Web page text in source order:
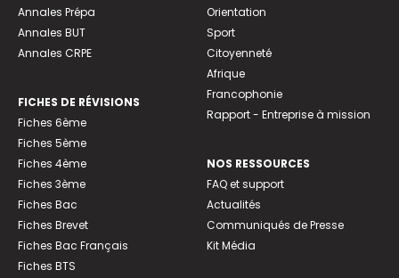
Annales Prépa
Annales BUT
Annales CRPE
FICHES DE RÉVISIONS
Fiches 6ème
Fiches 5ème
Fiches 4ème
Fiches 3ème
Fiches Bac
Fiches Brevet
Fiches Bac Français
Fiches BTS
Orientation
Sport
Citoyenneté
Afrique
Francophonie
Rapport - Entreprise à mission
NOS RESSOURCES
FAQ et support
Actualités
Communiqués de Presse
Kit Média